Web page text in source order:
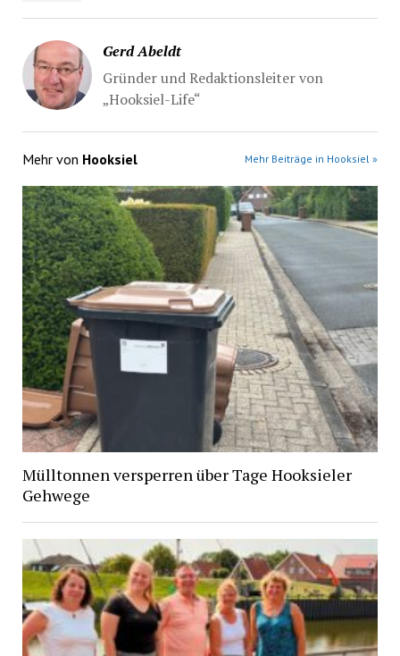
Gerd Abeldt
Gründer und Redaktionsleiter von
„Hooksiel-Life“
Mehr von Hooksiel Mehr Beiträge in Hooksiel »
Mülltonnen versperren über Tage Hooksieler
Gehwege